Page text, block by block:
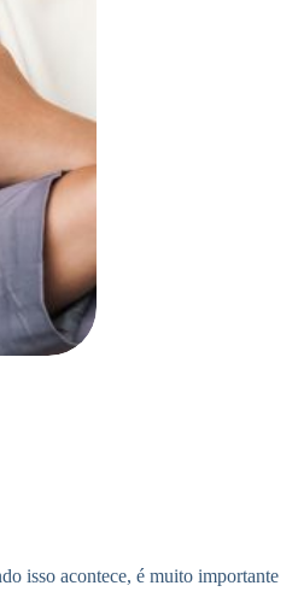
isso acontece, é muito importante